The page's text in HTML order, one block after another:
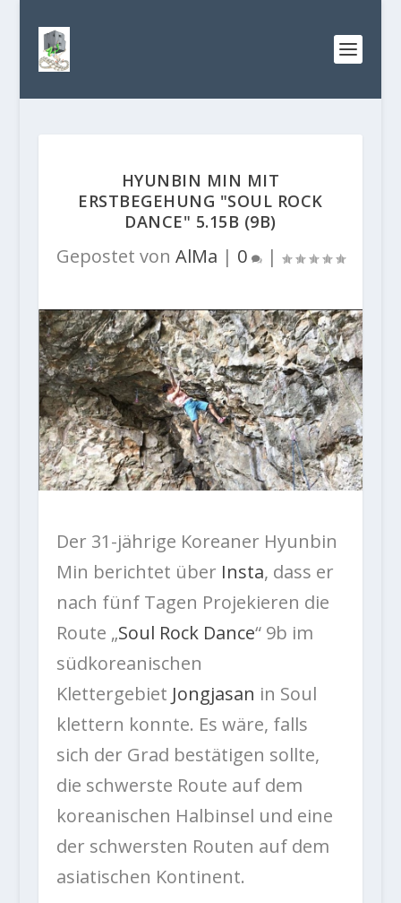
HYUNBIN MIN MIT
ERSTBEGEHUNG "SOUL ROCK
DANCE" 5.15B (9B)
Gepostet von AlMa | 0 |
Der 31-jährige Koreaner Hyunbin
Min berichtet über Insta, dass er
nach fünf Tagen Projekieren die
Route „Soul Rock Dance“ 9b im
südkoreanischen
Klettergebiet Jongjasan in Soul
klettern konnte. Es wäre, falls
sich der Grad bestätigen sollte,
die schwerste Route auf dem
koreanischen Halbinsel und eine
der schwersten Routen auf dem
asiatischen Kontinent.